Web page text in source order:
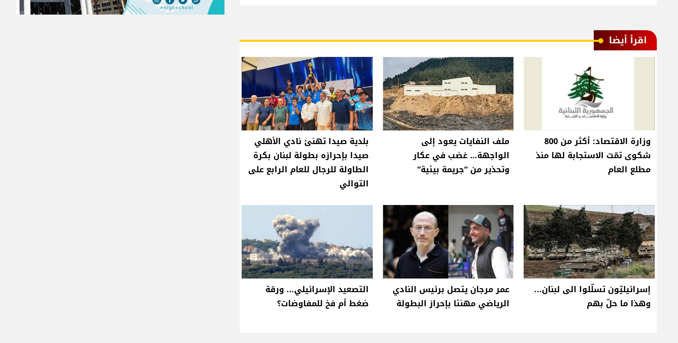
اقرأ أيضا
وزارة الاقتصاد: أكثر من 800
شكوى تمّت الاستجابة لها منذ
مطلع العام
ملف النفايات يعود إلى
الواجهة… غضب في عكار
وتحذير من “جريمة بيئية“
بلدية صيدا تهنئ نادي الأهلي
صيدا بإحرازه بطولة لبنان بكرة
الطاولة للرجال للعام الرابع على
التوالي
إسرائيليّون تسلّلوا الى لبنان...
وهذا ما حلّ بهم
عمر مرجان يتصل برئيس النادي
الرياضي مهنئا بإحراز البطولة
التصعيد الإسرائيلي... ورقة
ضغط أم فخ للمفاوضات؟